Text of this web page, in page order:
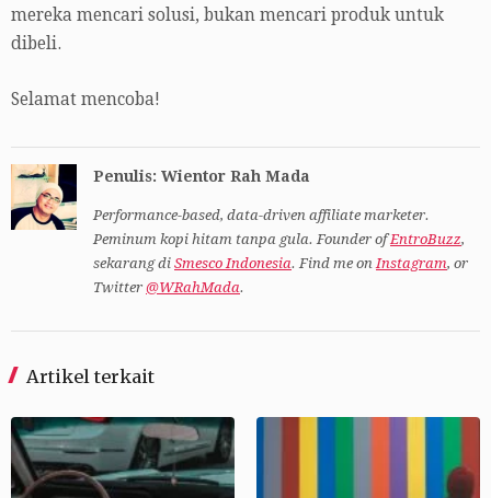
mereka mencari solusi, bukan mencari produk untuk
dibeli.
Selamat mencoba!
Penulis: Wientor Rah Mada
Performance-based, data-driven affiliate marketer.
Peminum kopi hitam tanpa gula. Founder ofEntroBuzz,
sekarang di Smesco Indonesia. Find me on Instagram, or
Twitter @WRahMada.
Artikel terkait